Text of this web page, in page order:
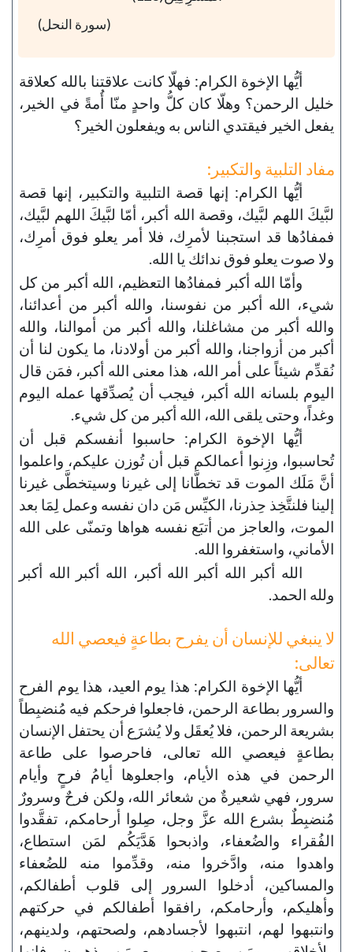
(سورة النحل)
أيُّها الإخوة الكرام: فهلّا كانت علاقتنا بالله كعلاقة
خليل الرحمن؟ وهلّا كان كلُّ واحدٍ منّا أُمةً في الخير،
يفعل الخير فيقتدي الناس به ويفعلون الخير؟
مفاد التلبية والتكبير:
أيُّها الكرام: إنها قصة التلبية والتكبير، إنها قصة
لبَّيكَ اللهم لبَّيك، وقصة الله أكبر، أمّا لبَّيكَ اللهم لبَّيك،
فمفادُها قد استجبنا لأمرِك، فلا أمر يعلو فوق أمرِك،
ولا صوت يعلو فوق ندائك يا الله.
وأمّا الله أكبر فمفادُها التعظيم، الله أكبر من كل
شيء، الله أكبر من نفوسنا، والله أكبر من أعدائنا،
والله أكبر من مشاغلنا، والله أكبر من أموالنا، والله
أكبر من أزواجنا، والله أكبر من أولادنا، ما يكون لنا أن
نُقدِّم شيئاً على أمر الله، هذا معنى الله أكبر، فمَن قال
اليوم بلسانه الله أكبر، فيجب أن يُصدِّقها عمله اليوم
وغداً، وحتى يلقى الله، الله أكبر من كل شيء.
أيُّها الإخوة الكرام: حاسبوا أنفسكم قبل أن
تُحاسبوا، وزِنوا أعمالكم قبل أن تُوزن عليكم، واعلموا
أنَّ مَلَك الموت قد تخطَّانا إلى غيرنا وسيتخطَّى غيرنا
إلينا فلنتَّخِذ حِذرنا، الكيِّس مَن دان نفسه وعمل لِمَا بعد
الموت، والعاجز من أتبَع نفسه هواها وتمنّى على الله
الأماني، واستغفروا الله.
الله أكبر الله أكبر الله أكبر، الله أكبر الله أكبر
ولله الحمد.
لا ينبغي للإنسان أن يفرح بطاعةٍ فيعصي الله
تعالى:
أيُّها الإخوة الكرام: هذا يوم العيد، هذا يوم الفرح
والسرور بطاعة الرحمن، فاجعلوا فرحكم فيه مُنضبِطاً
بشريعة الرحمن، فلا يُعقَل ولا يُشرَع أن يحتفل الإنسان
بطاعةٍ فيعصي الله تعالى، فاحرصوا على طاعة
الرحمن في هذه الأيام، واجعلوها أيامُ فرحٍ وأيام
سرور، فهي شعيرةٌ من شعائر الله، ولكن فرحٌ وسرورٌ
مُنضبِطٌ بشرع الله عزَّ وجل، صِلوا أرحامكم، تفقَّدوا
الفُقراء والضُعفاء، واذبحوا هَدَّيَكُم لمَن استطاع،
واهدوا منه، وادَّخروا منه، وقدِّموا منه للضُعفاء
والمساكين، أدخلوا السرور إلى قلوب أطفالكم،
وأهليكم، وأرحامكم، رافقوا أطفالكم في حركتهم
وانتبهوا لهم، انتبهوا لأجسادهم، ولصحتهم، ولدينهم،